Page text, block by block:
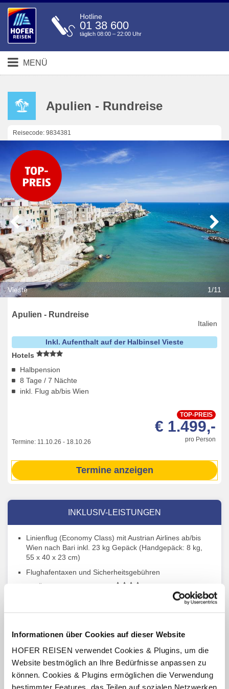
Informationen über Cookies auf dieser Website
HOFER REISEN verwendet Cookies & Plugins, um die
Website bestmöglich an Ihre Bedürfnisse anpassen zu
können. Cookies & Plugins ermöglichen die Verwendung
bestimmter Features, das Teilen auf sozialen Netzwerken
Hotline
01 38 600
täglich 08:00 – 22:00 Uhr
MENÜ
Apulien - Rundreise
Reisecode: 9834381
Vieste 1/11
Apulien - Rundreise
Italien
Inkl. Aufenthalt auf der Halbinsel Vieste
Hotels
Halbpension
8 Tage / 7 Nächte
inkl. Flug ab/bis Wien
Termine: 11.10.26 - 18.10.26
TOP-PREIS
pro Person
€ 1.499,-
Termine anzeigen
INKLUSIV-LEISTUNGEN
Linienflug (Economy Class) mit Austrian Airlines ab/bis
Wien nach Bari inkl. 23 kg Gepäck (Handgepäck: 8 kg,
55 x 40 x 23 cm)
Flughafentaxen und Sicherheitsgebühren
in Zentralapulien
Alle Transfers, Ausflüge, Eintritte und Besichtigungen lt.